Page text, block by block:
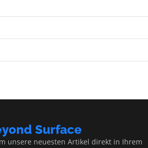
Surface
unsere neuesten Artikel direkt in Ihrem